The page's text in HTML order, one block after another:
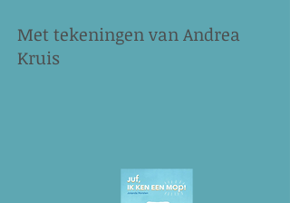
Met tekeningen van Andrea
Kruis